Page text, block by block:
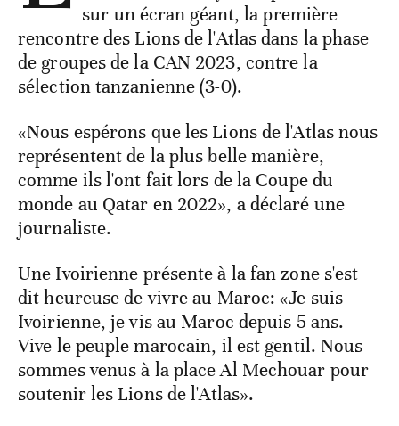
sur un écran géant, la première
rencontre des Lions de l'Atlas dans la phase
de groupes de la CAN 2023, contre la
sélection tanzanienne (3-0).
«Nous espérons que les Lions de l'Atlas nous
représentent de la plus belle manière,
comme ils l'ont fait lors de la Coupe du
monde au Qatar en 2022», a déclaré une
journaliste.
Une Ivoirienne présente à la fan zone s'est
dit heureuse de vivre au Maroc: «Je suis
Ivoirienne, je vis au Maroc depuis 5 ans.
Vive le peuple marocain, il est gentil. Nous
sommes venus à la place Al Mechouar pour
soutenir les Lions de l'Atlas».